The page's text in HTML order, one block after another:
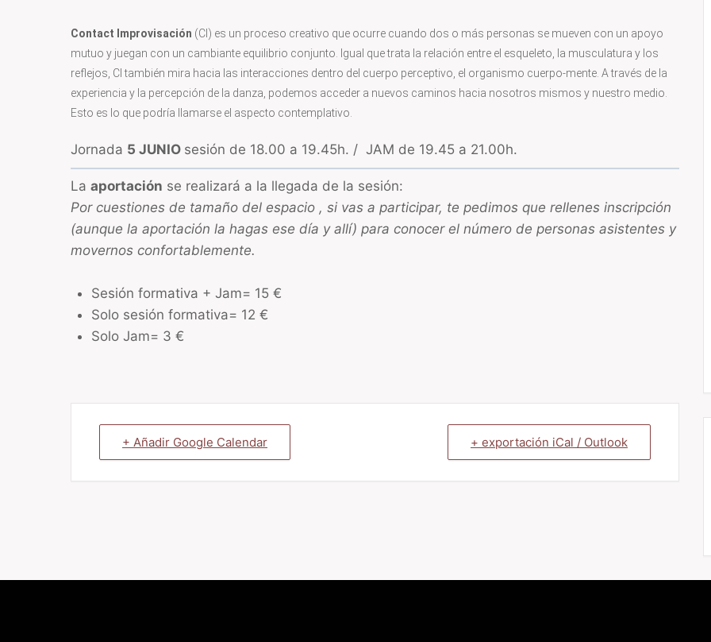
Contact Improvisación (CI) es un proceso creativo que ocurre cuando dos o más personas se mueven con un apoyo
mutuo y juegan con un cambiante equilibrio conjunto. Igual que trata la relación entre el esqueleto, la musculatura y los
reflejos, CI también mira hacia las interacciones dentro del cuerpo perceptivo, el organismo cuerpo-mente. A través de la
experiencia y la percepción de la danza, podemos acceder a nuevos caminos hacia nosotros mismos y nuestro medio.
Esto es lo que podría llamarse el aspecto contemplativo.
Jornada 5 JUNIO sesión de 18.00 a 19.45h. / JAM de 19.45 a 21.00h.
La aportación se realizará a la llegada de la sesión:
Por cuestiones de tamaño del espacio , si vas a participar, te pedimos que rellenes inscripción
(aunque la aportación la hagas ese día y allí) para conocer el número de personas asistentes y
movernos confortablemente.
Sesión formativa + Jam= 15 €
Solo sesión formativa= 12 €
Solo Jam= 3 €
+ Añadir Google Calendar + exportación iCal / Outlook